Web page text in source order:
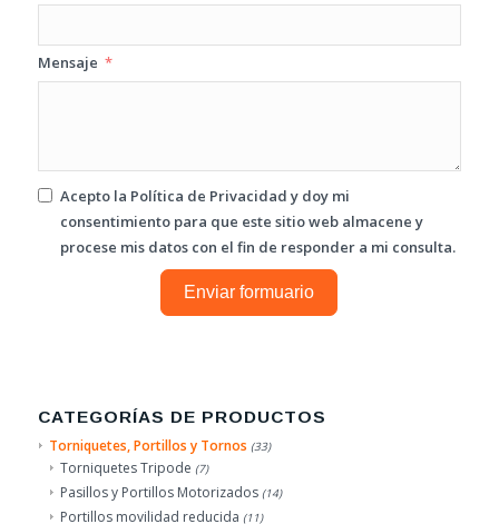
Mensaje
Acepto la Política de Privacidad y doy mi
consentimiento para que este sitio web almacene y
procese mis datos con el fin de responder a mi consulta.
Enviar formuario
CATEGORÍAS DE PRODUCTOS
Torniquetes, Portillos y Tornos (33)
Torniquetes Tripode (7)
Pasillos y Portillos Motorizados (14)
Portillos movilidad reducida (11)